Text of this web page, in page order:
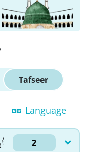
Tafseer
Language
2